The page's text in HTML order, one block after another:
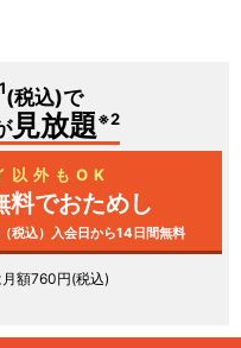
(税込)で
見放題※2
以外もOK
料でおためし
税込） 入会日から14日間無料
額760円(税込)